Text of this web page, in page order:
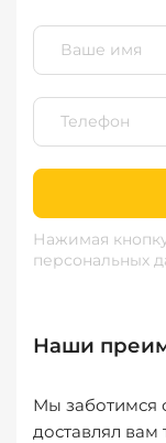
Нажимая
персональных
Наши
Мы заботимся
доставлял вам